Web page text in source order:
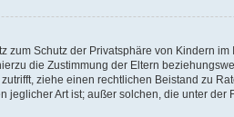
Schutz der Privatsphäre von Kindern
die Zustimmung der Eltern
ziehe einen rechtlichen Beistand zu
Art ist; außer solchen, die unter